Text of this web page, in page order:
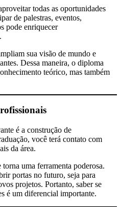
todas as oportunidades
de palestras, eventos,
pode enriquecer
sua visão de mundo e
Dessa maneira, o diploma
teórico, mas também
é a construção de
você terá contato com
da área.
uma ferramenta poderosa.
portas no futuro, seja para
projetos. Portanto, saber se
é um diferencial importante.